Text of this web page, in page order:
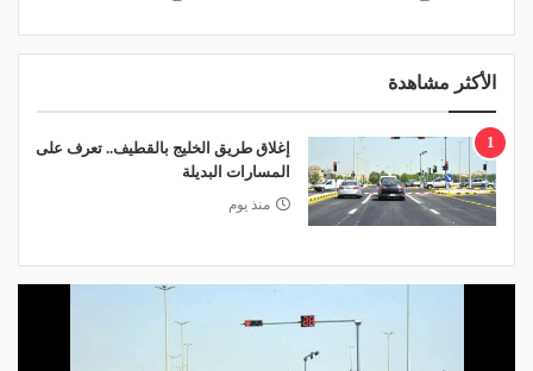
الأكثر مشاهدة
1
إغلاق طريق الخليج بالقطيف.. تعرف على
المسارات البديلة
منذ يوم